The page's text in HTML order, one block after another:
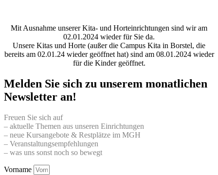
Mit Ausnahme unserer Kita- und Horteinrichtungen sind wir am
02.01.2024 wieder für Sie da.
Unsere Kitas und Horte (außer die Campus Kita in Borstel, die
bereits am 02.01.24 wieder geöffnet hat) sind am 08.01.2024 wieder
für die Kinder geöffnet.
Melden Sie sich zu unserem monatlichen
Newsletter an!
Freuen Sie sich auf
– aktuelle Themen aus unseren Einrichtungen
– neue Kursangebote & Restplätze im MGH
– Veranstaltungsempfehlungen
– was uns sonst noch so bewegt
Vorname